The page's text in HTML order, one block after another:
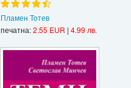
Пламен Тотев
печатна:2.55 EUR | 4.99 лв.